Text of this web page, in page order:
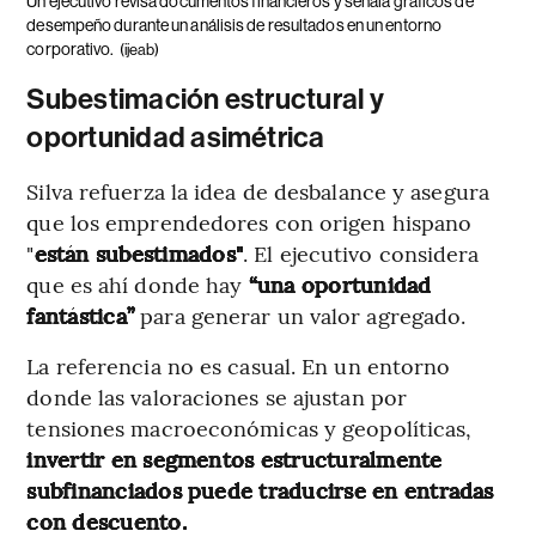
desempeño durante un análisis de resultados en un entorno
corporativo. (ijeab)
Subestimación estructural y
oportunidad asimétrica
Silva refuerza la idea de desbalance y asegura
que los emprendedores con origen hispano
"están subestimados". El ejecutivo considera
que es ahí donde hay “una oportunidad
fantástica”para generar un valor agregado.
La referencia no es casual. En un entorno
donde las valoraciones se ajustan por
tensiones macroeconómicas y geopolíticas,
invertir en segmentos estructuralmente
subfinanciados puede traducirse en entradas
con descuento.